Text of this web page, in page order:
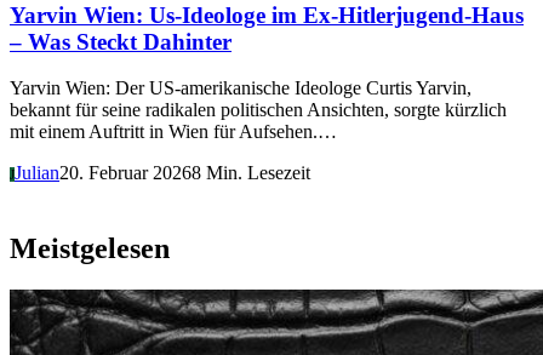
Yarvin Wien: Us-Ideologe im Ex-Hitlerjugend-Haus
– Was Steckt Dahinter
Yarvin Wien: Der US-amerikanische Ideologe Curtis Yarvin,
bekannt für seine radikalen politischen Ansichten, sorgte kürzlich
mit einem Auftritt in Wien für Aufsehen.…
JJulian20. Februar 20268 Min. Lesezeit
Meistgelesen